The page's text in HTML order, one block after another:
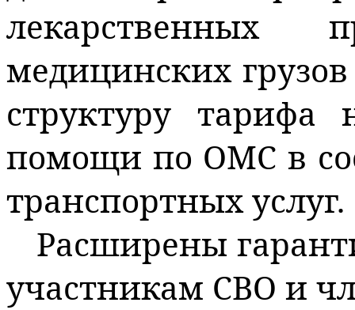
медицинских
структуру тарифа
помощи по ОМС в
транспортных услуг.
Расширены
участникам СВО и